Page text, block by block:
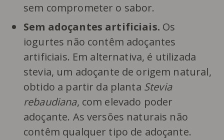
sem comprometer o sabor.
Sem adoçantes artificiais. Os
iogurtes não contêm adoçantes
artificiais. Em alternativa, é utilizada
stevia, um adoçante de origem natural,
obtido a partir da planta Stevia
rebaudiana, com elevado poder
adoçante. As versões naturais não
contêm qualquer tipo de adoçante.